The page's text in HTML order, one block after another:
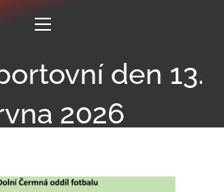
den 13.
2026